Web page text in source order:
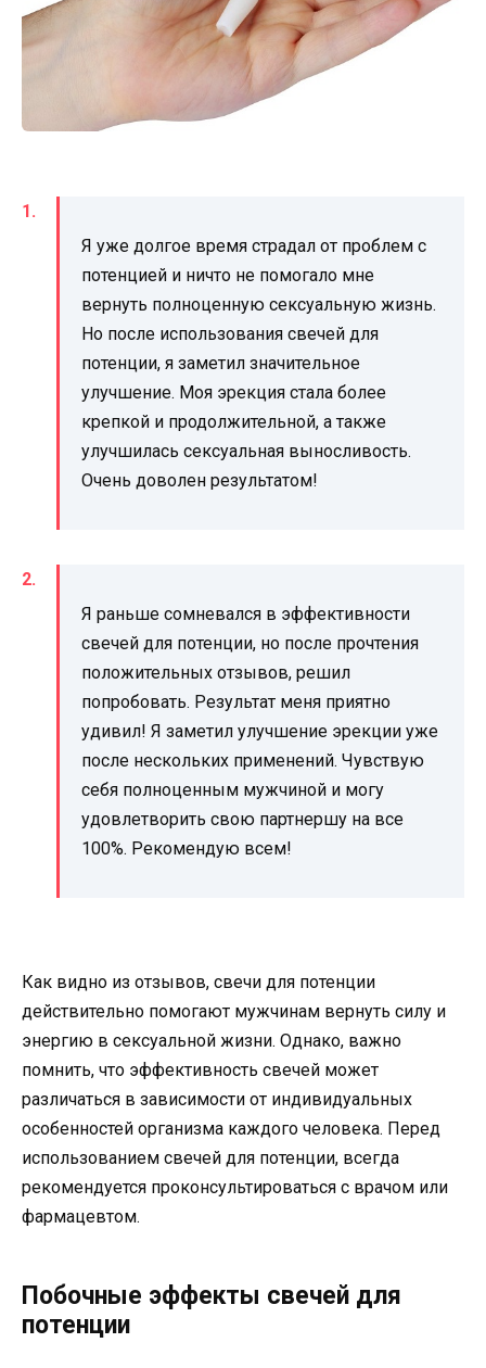
Я уже долгое время страдал от проблем с
потенцией и ничто не помогало мне
вернуть полноценную сексуальную жизнь.
Но после использования свечей для
потенции, я заметил значительное
улучшение. Моя эрекция стала более
крепкой и продолжительной, а также
улучшилась сексуальная выносливость.
Очень доволен результатом!
Я раньше сомневался в эффективности
свечей для потенции, но после прочтения
положительных отзывов, решил
попробовать. Результат меня приятно
удивил! Я заметил улучшение эрекции уже
после нескольких применений. Чувствую
себя полноценным мужчиной и могу
удовлетворить свою партнершу на все
100%. Рекомендую всем!
Как видно из отзывов, свечи для потенции
действительно помогают мужчинам вернуть силу и
энергию в сексуальной жизни. Однако, важно
помнить, что эффективность свечей может
различаться в зависимости от индивидуальных
особенностей организма каждого человека. Перед
использованием свечей для потенции, всегда
рекомендуется проконсультироваться с врачом или
фармацевтом.
Побочные эффекты свечей для
потенции